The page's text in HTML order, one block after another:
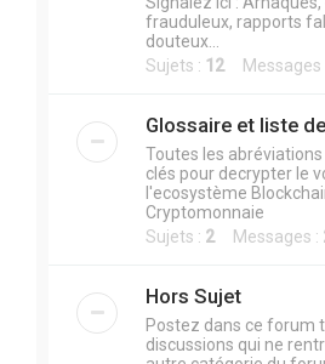
frauduleux, rapports
douteux...
Sujets : 12Messages
Glossaire et liste
Toutes les
clés pour decrypter le
l'ecosystème
Cryptomonnaie
Sujets : 2Messages :
Hors Sujet
Postez dans ce forum
discussions qui ne